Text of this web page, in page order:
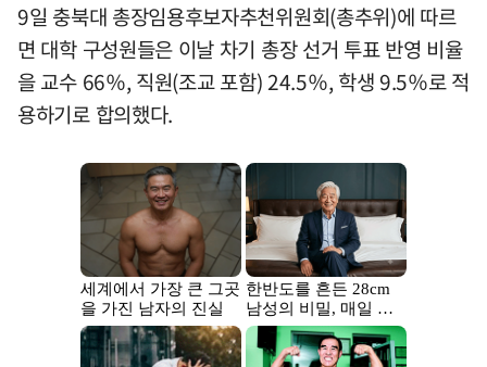
9일 충북대 총장임용후보자추천위원회(총추위)에 따르
면 대학 구성원들은 이날 차기 총장 선거 투표 반영 비율
을 교수 66％, 직원(조교 포함) 24.5％, 학생 9.5％로 적
용하기로 합의했다.